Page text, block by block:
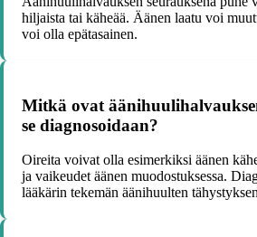
hiljaista tai käheää. Äänen laatu voi
voi olla epätasainen.
Mitkä ovat
se diagnosoidaan?
Oireita voivat olla esimerkiksi äänen
ja vaikeudet äänen muodostuksessa.
lääkärin tekemän äänihuulten